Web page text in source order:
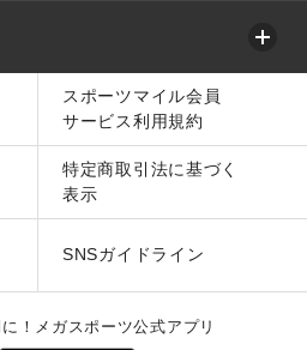
スポーツマイル会員
サービス利用規約
特定商取引法に基づく
表示
SNSガイドライン
！メガスポーツ公式アプリ